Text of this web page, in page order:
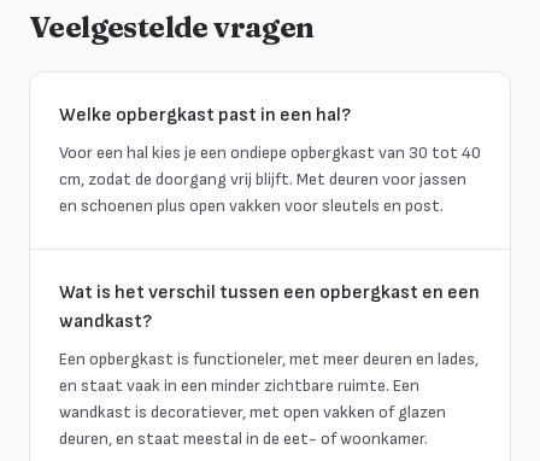
Veelgestelde vragen
Welke opbergkast past in een hal?
Voor een hal kies je een ondiepe opbergkast van 30 tot 40
cm, zodat de doorgang vrij blijft. Met deuren voor jassen
en schoenen plus open vakken voor sleutels en post.
Wat is het verschil tussen een opbergkast en een
wandkast?
Een opbergkast is functioneler, met meer deuren en lades,
en staat vaak in een minder zichtbare ruimte. Een
wandkast is decoratiever, met open vakken of glazen
deuren, en staat meestal in de eet- of woonkamer.